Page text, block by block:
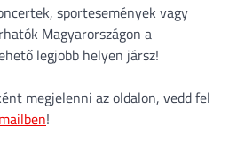
sportesemények vagy
Magyarországon a
legjobb helyen jársz!
megjelenni az oldalon, vedd fel
!